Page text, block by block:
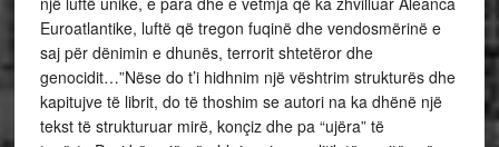
Euroatlantike, luftë që tregon fuqinë dhe vendosmërinë e
saj për dënimin e dhunës, terrorit shtetëror dhe
genocidit…”Nëse do t’i hidhnim një vështrim strukturës dhe
kapitujve të librit, do të thoshim se autori na ka dhënë një
tekst të strukturuar mirë, konçiz dhe pa “ujëra” të